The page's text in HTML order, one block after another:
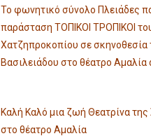
Το φωνητικό σύνολο Πλειάδες
παράσταση ΤΟΠΙΚΟΙ ΤΡΟΠΙΚΟΙ
Χατζηπροκοπίου σε σκηνοθεσία
Βασιλειάδου στο θέατρο
Καλή Καλό μια ζωή Θεατρίνα της
στο θέατρο Αμαλία